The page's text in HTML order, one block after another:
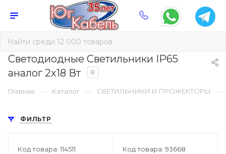
Светодиодные Светильники IP65
аналог 2х18 Вт
8
Главная — Каталог — СВЕТИЛЬНИКИ И ПРОЖЕКТОРЫ —
ФИЛЬТР
Код товара: 114511 Код товара: 93668